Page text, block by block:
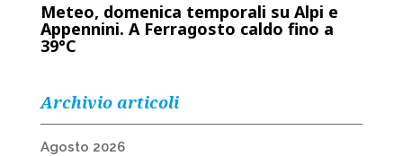
Meteo, domenica temporali su Alpi e
Appennini. A Ferragosto caldo fino a
39°C
Archivio articoli
Agosto 2026